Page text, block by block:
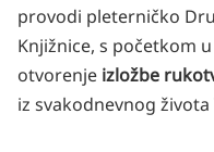
provodi pleterničko
Knjižnice, s početkom u
otvorenje izložbe
iz svakodnevnog života